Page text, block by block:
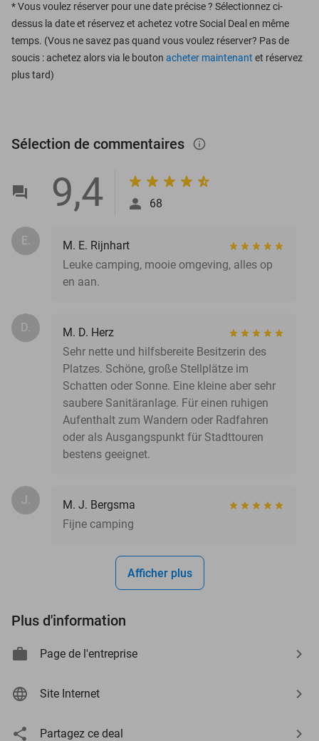
*Vous voulez réserver pour une date précise ? Sélectionnez ci-
dessus la date et réservez et achetez votre Social Deal en même
temps. (Vous ne savez pas quand vous voulez réserver? Pas de
soucis : achetez alors via le bouton acheter maintenant et réservez
plus tard)
Sélection de commentaires info_outlined
9,4 68
E.
M. E. Rijnhart
Leuke camping, mooie omgeving, alles op
en aan.
D.
M. D. Herz
Sehr nette und hilfsbereite Besitzerin des
Platzes. Schöne, große Stellplätze im
Schatten oder Sonne. Eine kleine aber sehr
saubere Sanitäranlage. Für einen ruhigen
Aufenthalt zum Wandern oder Radfahren
oder als Ausgangspunkt für Stadttouren
bestens geeignet.
J.
M. J. Bergsma
Fijne camping
Afficher plus
Plus d'information
Page de l'entreprise
Site Internet
Partagez ce deal